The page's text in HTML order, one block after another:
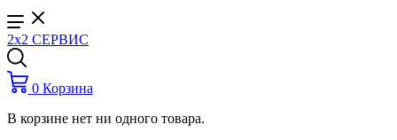
2x2 СЕРВИС
0 Корзина
В корзине нет ни одного товара.